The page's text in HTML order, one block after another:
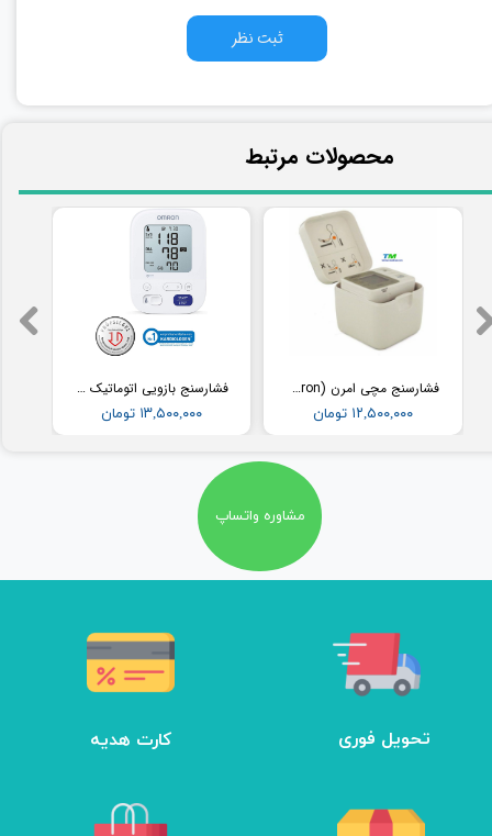
ثبت نظر
فشارسنج بازویی اتوماتیک با کاف پهن امرن (OMRON) مدل M3
۱۳,۵۰۰,۰۰۰ تومان
فشارسنج مچی امرن (Omron) مدل RS2
۱۲,۵۰۰,۰۰۰ تومان
​محصولات مرتبط
مشاوره واتساپ
تحویل فوری کارت هدیه